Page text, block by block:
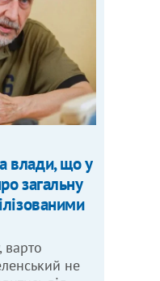
влади, що у
загальну
варто
не